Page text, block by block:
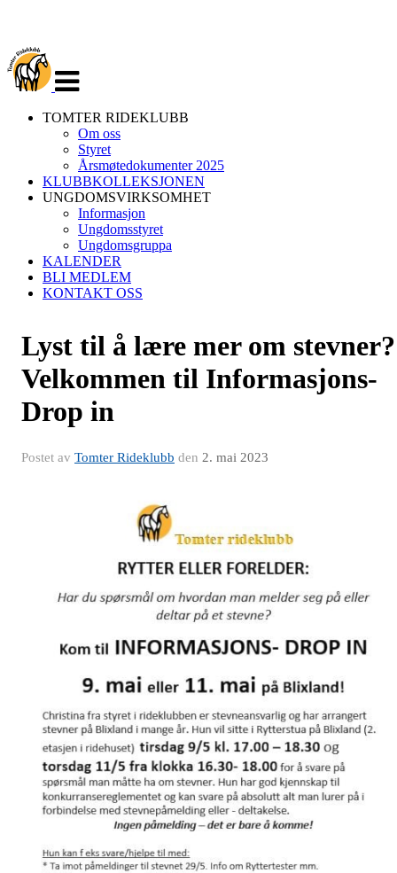
navigasjon
TOMTER RIDEKLUBB
Om oss
Styret
Årsmøtedokumenter 2025
KLUBBKOLLEKSJONEN
UNGDOMSVIRKSOMHET
Informasjon
Ungdomsstyret
Ungdomsgruppa
KALENDER
BLI MEDLEM
KONTAKT OSS
Lyst til å lære mer om stevner?
Velkommen til Informasjons-
Drop in
Postet av Tomter Rideklubb den 2. mai 2023